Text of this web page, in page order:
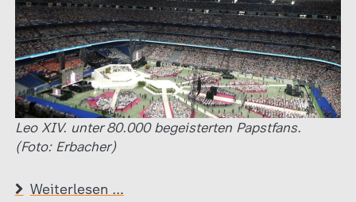
Leo XIV. unter 80.000 begeisterten Papstfans.
(Foto: Erbacher)
Weiterlesen …